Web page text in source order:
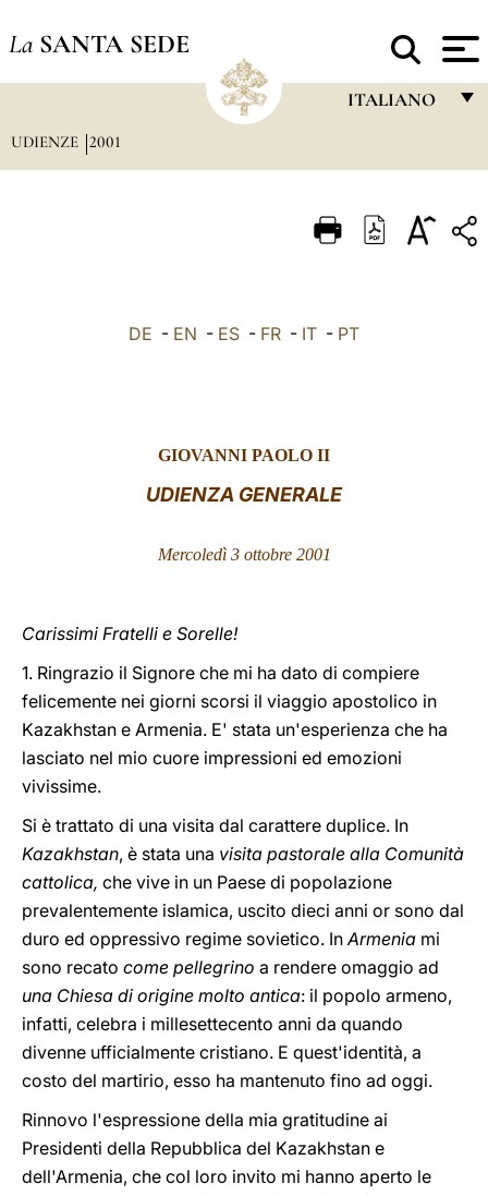
La SANTA SEDE
ITALIANO
ITALIANO
UDIENZE 2001
DE - EN - ES - FR - IT - PT
GIOVANNI PAOLO II
UDIENZA GENERALE
Mercoledì 3 ottobre 2001
Carissimi Fratelli e Sorelle!
1. Ringrazio il Signore che mi ha dato di compiere
felicemente nei giorni scorsi il viaggio apostolico in
Kazakhstan e Armenia. E' stata un'esperienza che ha
lasciato nel mio cuore impressioni ed emozioni
vivissime.
Si è trattato di una visita dal carattere duplice. In
Kazakhstan, è stata una visita pastorale alla Comunità
cattolica, che vive in un Paese di popolazione
prevalentemente islamica, uscito dieci anni or sono dal
duro ed oppressivo regime sovietico. InArmenia mi
sono recato come pellegrino a rendere omaggio ad
una Chiesa di origine molto antica: il popolo armeno,
infatti, celebra i millesettecento anni da quando
divenne ufficialmente cristiano. E quest'identità, a
costo del martirio, esso ha mantenuto fino ad oggi.
Rinnovo l'espressione della mia gratitudine ai
Presidenti della Repubblica del Kazakhstan e
dell'Armenia, che col loro invito mi hanno aperto le